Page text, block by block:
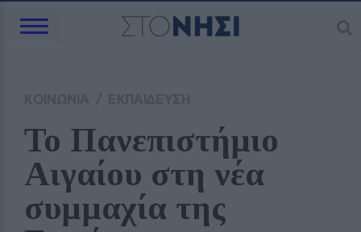
Το Πανεπιστήμιο
Αιγαίου στη νέα
συμμαχία της